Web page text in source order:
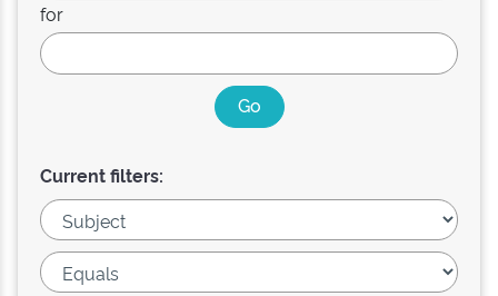
for
Current filters: